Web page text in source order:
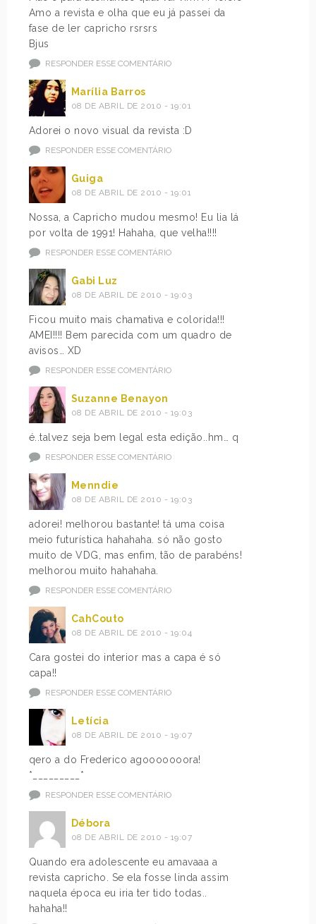
Amo a revista e olha que eu já passei da
fase de ler capricho rsrsrs
Bjus
RESPONDER ESSE COMENTÁRIO
Marília Barros
08 DE ABRIL DE 2010 - 19:01
Adorei o novo visual da revista :D
RESPONDER ESSE COMENTÁRIO
Guiga
08 DE ABRIL DE 2010 - 19:01
Nossa, a Capricho mudou mesmo! Eu lia lá
por volta de 1991! Hahaha, que velha!!!!
RESPONDER ESSE COMENTÁRIO
Gabi Luz
08 DE ABRIL DE 2010 - 19:03
Ficou muito mais chamativa e colorida!!!
AMEI!!!! Bem parecida com um quadro de
avisos… XD
RESPONDER ESSE COMENTÁRIO
Suzanne Benayon
08 DE ABRIL DE 2010 - 19:03
é..talvez seja bem legal esta edição..hm… q
RESPONDER ESSE COMENTÁRIO
Menndie
08 DE ABRIL DE 2010 - 19:03
adorei! melhorou bastante! tá uma coisa
meio futurística hahahaha. só não gosto
muito de VDG, mas enfim, tão de parabéns!
melhorou muito hahahaha.
RESPONDER ESSE COMENTÁRIO
CahCouto
08 DE ABRIL DE 2010 - 19:04
Cara gostei do interior mas a capa é só
capa!!
RESPONDER ESSE COMENTÁRIO
Letícia
08 DE ABRIL DE 2010 - 19:07
qero a do Frederico agooooooora!
*_________*
RESPONDER ESSE COMENTÁRIO
Débora
08 DE ABRIL DE 2010 - 19:07
Quando era adolescente eu amavaaa a
revista capricho. Se ela fosse linda assim
naquela época eu iria ter tido todas..
hahaha!!